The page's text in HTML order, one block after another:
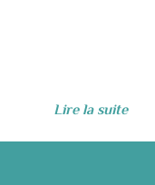
Lire la suite